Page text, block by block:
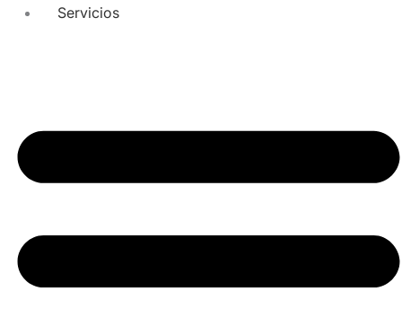
Servicios